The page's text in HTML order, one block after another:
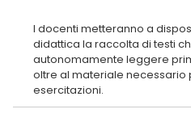
I docenti metteranno a
didattica la raccolta di testi
autonomamente leggere
oltre al materiale necessario